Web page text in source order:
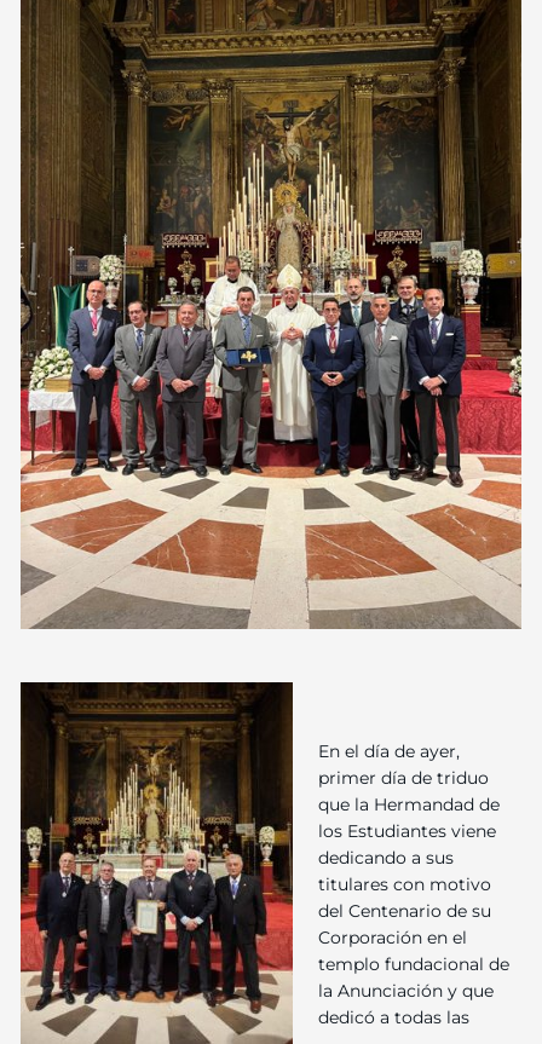
En el día de ayer,
primer día de triduo
que la Hermandad de
los Estudiantes viene
dedicando a sus
titulares con motivo
del Centenario de su
Corporación en el
templo fundacional de
la Anunciación y que
dedicó a todas las